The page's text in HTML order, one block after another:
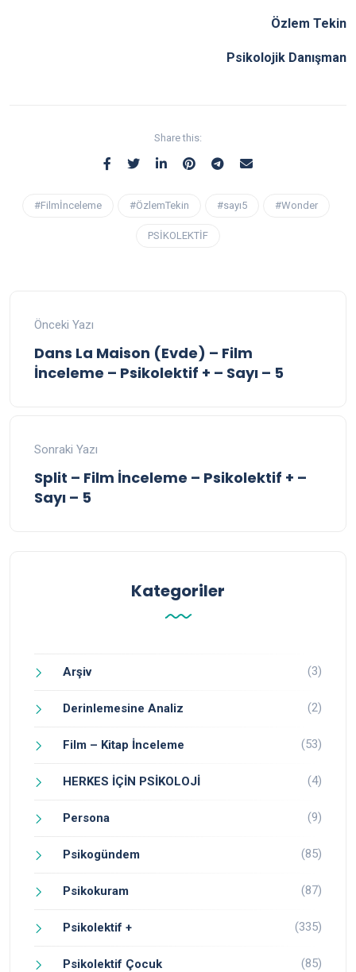
Özlem Tekin
Psikolojik Danışman
Share this:
#Filmİnceleme #ÖzlemTekin #sayı5 #Wonder
PSİKOLEKTİF
Önceki Yazı
Dans La Maison (Evde) – Film
İnceleme – Psikolektif + – Sayı – 5
Sonraki Yazı
Split – Film İnceleme – Psikolektif + –
Sayı – 5
Kategoriler
Arşiv (3)
Derinlemesine Analiz (2)
Film – Kitap İnceleme (53)
HERKES İÇİN PSİKOLOJİ (4)
Persona (9)
Psikogündem (85)
Psikokuram (87)
Psikolektif + (335)
Psikolektif Çocuk (85)